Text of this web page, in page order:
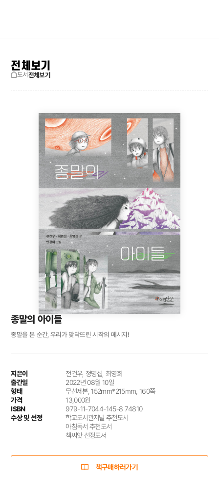
전체보기
도서전체보기
종말의 아이들
종말을 본 순간, 우리가 맞닥뜨린 시작의 메시지!
지은이 전건우, 정명섭, 최영희
출간일 2022년 08월 10일
형태 무선제본, 152mm*215mm, 160쪽
가격 13,000원
ISBN 979-11-7044-145-8 74810
수상 및 선정
학교도서관저널 추천도서
아침독서 추천도서
책씨앗 선정도서
책구매하러가기